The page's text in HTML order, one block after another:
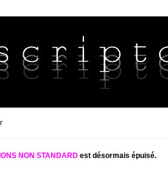
NON STANDARDest désormais épuisé.